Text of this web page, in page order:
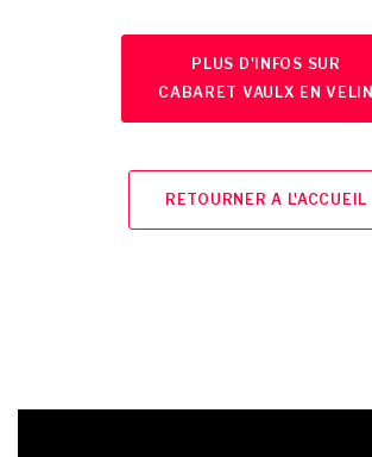
PLUS D'INFOS SUR
CABARET VAULX EN VELIN
RETOURNER A L'ACCUEIL